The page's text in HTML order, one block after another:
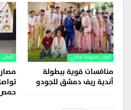
ألعاب منوعة محلي
منافسات قوية ببطولة
أندية ريف دمشق للجودو
ألعاب
حمص